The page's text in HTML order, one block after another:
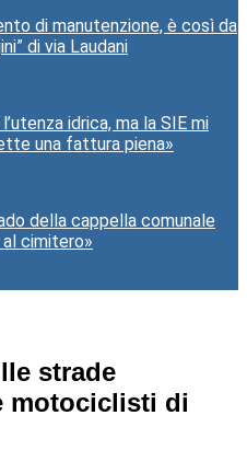
di manutenzione, è così da
di via Laudani
idrica, ma la SIE mi
una fattura piena»
della cappella comunale
al cimitero»
strade
motociclisti di